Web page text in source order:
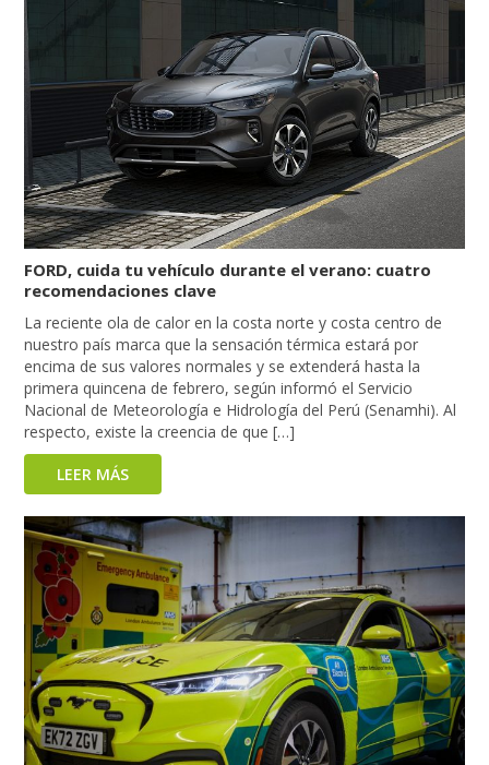
FORD, cuida tu vehículo durante el verano: cuatro
recomendaciones clave
La reciente ola de calor en la costa norte y costa centro de
nuestro país marca que la sensación térmica estará por
encima de sus valores normales y se extenderá hasta la
primera quincena de febrero, según informó el Servicio
Nacional de Meteorología e Hidrología del Perú (Senamhi). Al
respecto, existe la creencia de que […]
LEER MÁS